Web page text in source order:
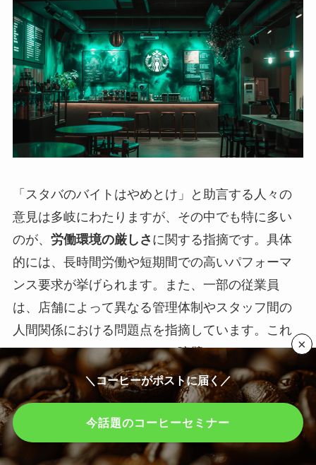
「スタバのバイトはやめとけ」と助言する人々の
意見は多岐にわたりますが、その中でも特に多い
のが、 労働環境の厳しさ に関する指摘です。具体
的には、長時間労働や短期間での高いパフォーマ
ンス要求が挙げられます。また、一部の従業員
は、店舗によって異なる管理体制やスタッフ間の
人間関係における問題点を指摘しています。これ
には、コミュニケーションの障壁や、チームワー
クの不足が原因として挙げられていることが多い
です。
これらの声は、実際にスタバでのバイト経験があ
＼コーヒーがポストに届く／
今話題のコーヒーセミナー
×